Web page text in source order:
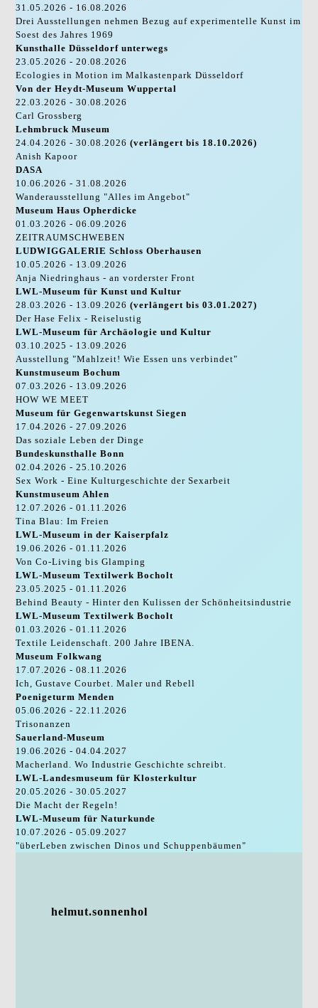
31.05.2026 - 16.08.2026
Drei Ausstellungen nehmen Bezug auf experimentelle Kunst im
Soest des Jahres 1969
Kunsthalle Düsseldorf unterwegs
23.05.2026 - 20.08.2026
Ecologies in Motion im Malkastenpark Düsseldorf
Von der Heydt-Museum Wuppertal
22.03.2026 - 30.08.2026
Carl Grossberg
Lehmbruck Museum
24.04.2026 - 30.08.2026(verlängert bis 18.10.2026)
Anish Kapoor
DASA
10.06.2026 - 31.08.2026
Wanderausstellung "Alles im Angebot"
Museum Haus Opherdicke
01.03.2026 - 06.09.2026
ZEITRAUMSCHWEBEN
LUDWIGGALERIE Schloss Oberhausen
10.05.2026 - 13.09.2026
Anja Niedringhaus - an vorderster Front
LWL-Museum für Kunst und Kultur
28.03.2026 - 13.09.2026(verlängert bis 03.01.2027)
Der Hase Felix - Reiselustig
LWL-Museum für Archäologie und Kultur
03.10.2025 - 13.09.2026
Ausstellung "Mahlzeit! Wie Essen uns verbindet"
Kunstmuseum Bochum
07.03.2026 - 13.09.2026
HOW WE MEET
Museum für Gegenwartskunst Siegen
17.04.2026 - 27.09.2026
Das soziale Leben der Dinge
Bundeskunsthalle Bonn
02.04.2026 - 25.10.2026
Sex Work - Eine Kulturgeschichte der Sexarbeit
Kunstmuseum Ahlen
12.07.2026 - 01.11.2026
Tina Blau: Im Freien
LWL-Museum in der Kaiserpfalz
19.06.2026 - 01.11.2026
Von Co-Living bis Glamping
LWL-Museum Textilwerk Bocholt
23.05.2025 - 01.11.2026
Behind Beauty - Hinter den Kulissen der Schönheitsindustrie
LWL-Museum Textilwerk Bocholt
01.03.2026 - 01.11.2026
Textile Leidenschaft. 200 Jahre IBENA.
Museum Folkwang
17.07.2026 - 08.11.2026
Ich, Gustave Courbet. Maler und Rebell
Poenigeturm Menden
05.06.2026 - 22.11.2026
Trisonanzen
Sauerland-Museum
19.06.2026 - 04.04.2027
Macherland. Wo Industrie Geschichte schreibt.
LWL-Landesmuseum für Klosterkultur
20.05.2026 - 30.05.2027
Die Macht der Regeln!
LWL-Museum für Naturkunde
10.07.2026 - 05.09.2027
"überLeben zwischen Dinos und Schuppenbäumen"
helmut.sonnenhol